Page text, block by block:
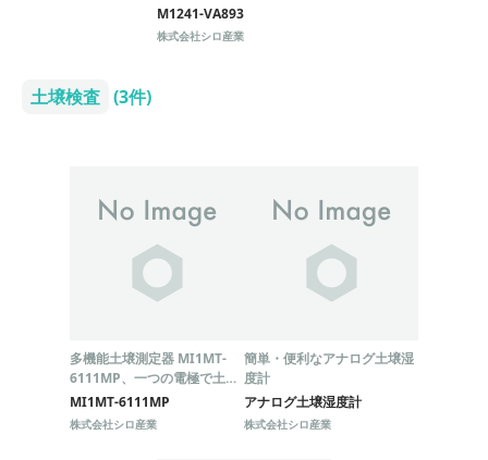
M1241-VA893
株式会社シロ産業
土壌検査 (3件)
多機能土壌測定器 MI1MT-
6111MP、一つの電極で土壌
水分・塩分・温度を測定。
MI1MT-6111MP
株式会社シロ産業
簡単・便利なアナログ土壌湿
度計
アナログ土壌湿度計
株式会社シロ産業